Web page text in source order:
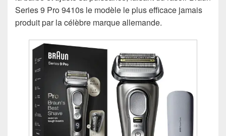
Series 9 Pro 9410s le modèle le plus efficace jamais
produit par la célèbre marque allemande.